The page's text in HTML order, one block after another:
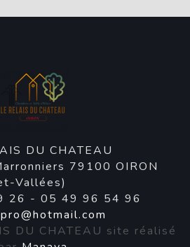
DU CHATEAU
79100 OIRON
Vallées)
26 - 05 49 96 54 96
DU CHATEAU site réalisé